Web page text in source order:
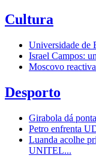
Cultura
Universidade de
Israel Campos:
Moscovo
Desporto
Girabola dá
Petro enfrenta
Luanda acolhe
UNITEL...